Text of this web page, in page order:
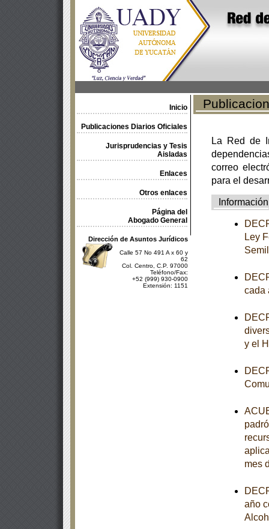
Inicio
Publicaciones Diarios Oficiales
Jurisprudencias y Tesis
Aisladas
Enlaces
Otros enlaces
Página del
Abogado General
Dirección de Asuntos Jurídicos
Calle 57 No 491 A x 60 y
62
Col. Centro, C.P. 97000
Teléfono/Fax:
+52 (999) 930-0900
Extensión: 1151
La Red de
correo
para el
Información
Ley
cada
y el
mes
año